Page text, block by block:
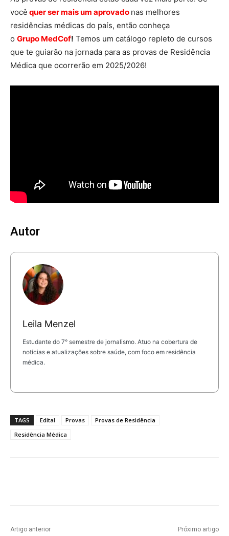
você quer ser mais um aprovado nas melhores
residências médicas do país, então conheça
o Grupo MedCof! Temos um catálogo repleto de cursos
que te guiarão na jornada para as provas de Residência
Médica que ocorrerão em 2025/2026!
Autor
Leila Menzel
Estudante do 7° semestre de jornalismo. Atuo na cobertura de
notícias e atualizações sobre saúde, com foco em residência
médica.
TAGS Edital Provas
Provas de Residência
Residência Médica
Artigo anterior Próximo artigo